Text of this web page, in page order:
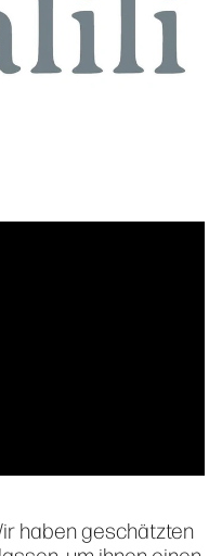
haben geschätzten